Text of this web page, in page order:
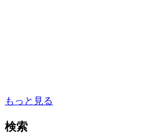
もっと見る
検索